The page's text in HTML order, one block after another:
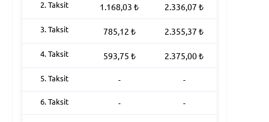
2. Taksit 1.168,03₺ 2.336,07₺
3. Taksit 785,12 ₺ 2.355,37₺
4. Taksit 593,75 ₺ 2.375,00₺
5. Taksit - -
6. Taksit - -